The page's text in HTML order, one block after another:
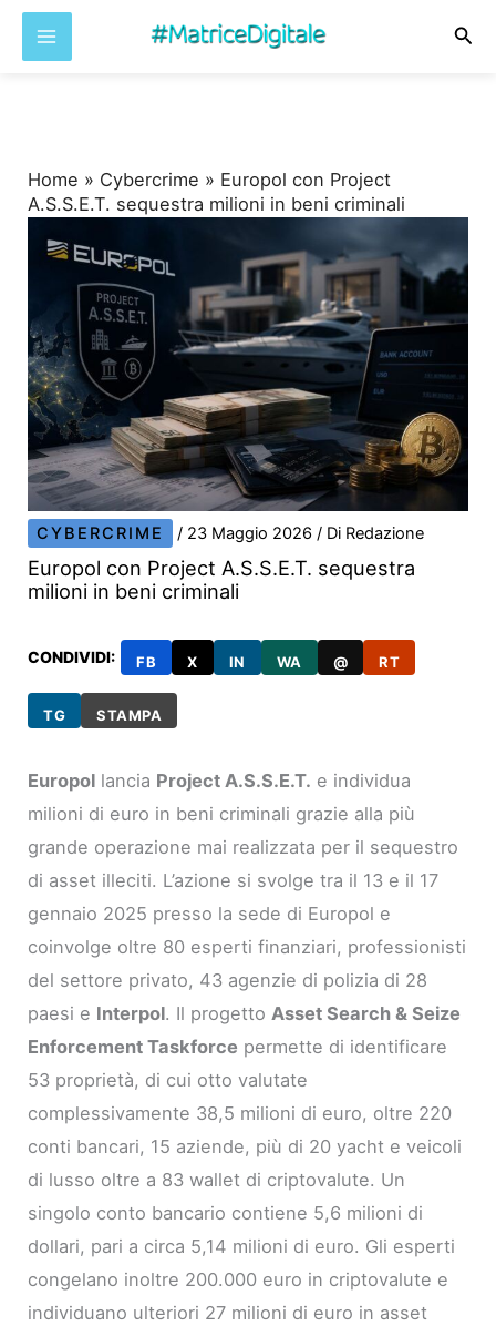
Home » Cybercrime » Europol con Project
A.S.S.E.T. sequestra milioni in beni criminali
CYBERCRIME / 23 Maggio 2026/ Di Redazione
Europol con Project A.S.S.E.T. sequestra
milioni in beni criminali
CONDIVIDI: FB X IN WA @ RT
TG STAMPA
Europol lancia Project A.S.S.E.T. e individua
milioni di euro in beni criminali grazie alla più
grande operazione mai realizzata per il sequestro
di asset illeciti. L’azione si svolge tra il 13 e il 17
gennaio 2025 presso la sede di Europol e
coinvolge oltre 80 esperti finanziari, professionisti
del settore privato, 43 agenzie di polizia di 28
paesi e Interpol. Il progettoAsset Search & Seize
Enforcement Taskforce permette di identificare
53 proprietà, di cui otto valutate
complessivamente 38,5 milioni di euro, oltre 220
conti bancari, 15 aziende, più di 20 yacht e veicoli
di lusso oltre a 83 wallet di criptovalute. Un
singolo conto bancario contiene 5,6 milioni di
dollari, pari a circa 5,14 milioni di euro. Gli esperti
congelano inoltre 200.000 euro in criptovalute e
individuano ulteriori 27 milioni di euro in asset